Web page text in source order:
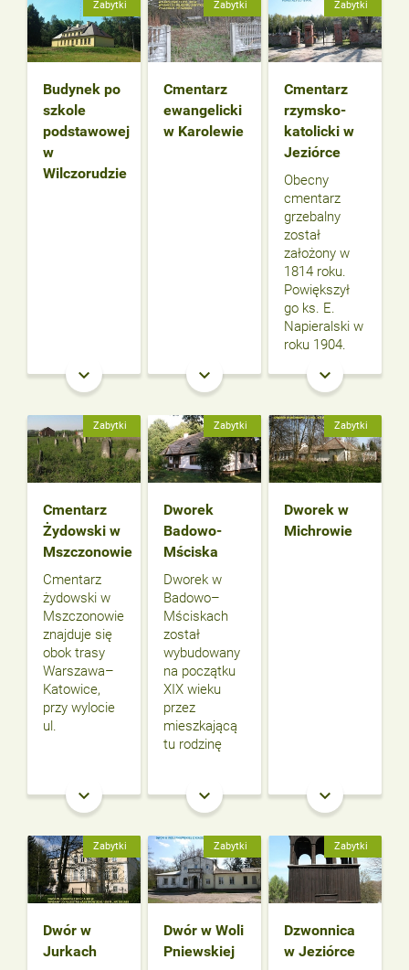
Zabytki
Budynek po
szkole
podstawowej
w
Wilczorudzie
keyboard_arrow_down
Zabytki
Cmentarz
ewangelicki
w Karolewie
keyboard_arrow_down
Zabytki
Cmentarz
rzymsko-
katolicki w
Jeziórce
Obecny
cmentarz
grzebalny
został
założony w
1814 roku.
Powiększył
go ks. E.
Napieralski w
roku 1904.
keyboard_arrow_down
Zabytki
Cmentarz
Żydowski w
Mszczonowie
Cmentarz
żydowski w
Mszczonowie
znajduje się
obok trasy
Warszawa–
Katowice,
przy wylocie
ul.
keyboard_arrow_down
Zabytki
Dworek
Badowo-
Mściska
Dworek w
Badowo–
Mściskach
został
wybudowany
na początku
XIX wieku
przez
mieszkającą
tu rodzinę
keyboard_arrow_down
Zabytki
Dworek w
Michrowie
keyboard_arrow_down
Zabytki
Dwór w
Jurkach
Zabytki
Dwór w Woli
Pniewskiej
Zabytki
Dzwonnica
w Jeziórce